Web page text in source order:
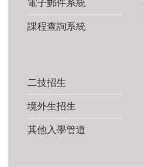
電子郵件系統
課程查詢系統
二技招生
境外生招生
其他入學管道